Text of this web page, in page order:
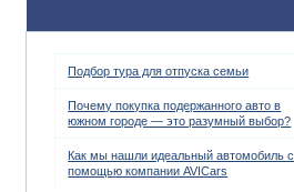
Подбор тура для отпуска семьи
Почему покупка подержанного авто в
южном городе — это разумный выбор?
Как мы нашли идеальный автомобиль с
помощью компании AVICars